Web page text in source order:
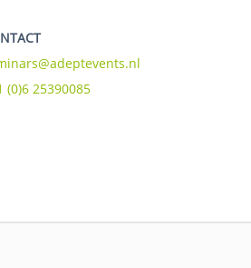
(0)6 25390085